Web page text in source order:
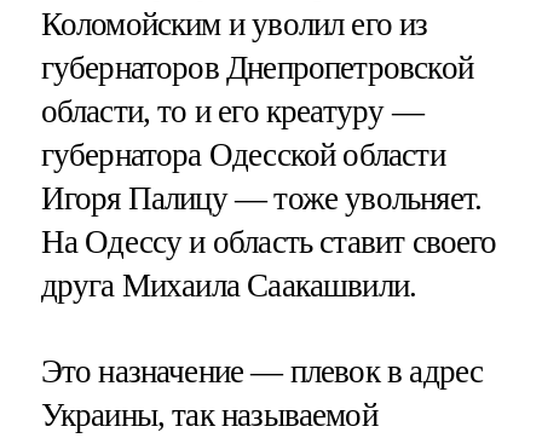
Коломойским и уволил его из
губернаторов Днепропетровской
области, то и его креатуру —
губернатора Одесской области
Игоря Палицу — тоже увольняет.
На Одессу и область ставит своего
друга Михаила Саакашвили.
Это назначение — плевок в адрес
Украины, так называемой